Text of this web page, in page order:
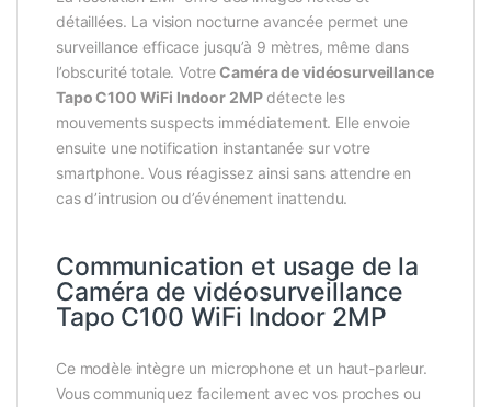
détaillées. La vision nocturne avancée permet une
surveillance efficace jusqu’à 9 mètres, même dans
l’obscurité totale. VotreCaméra de vidéosurveillance
Tapo C100 WiFi Indoor 2MPdétecte les
mouvements suspects immédiatement. Elle envoie
ensuite une notification instantanée sur votre
smartphone. Vous réagissez ainsi sans attendre en
cas d’intrusion ou d’événement inattendu.
Communication et usage de la
Caméra de vidéosurveillance
Tapo C100 WiFi Indoor 2MP
Ce modèle intègre un microphone et un haut-parleur.
Vous communiquez facilement avec vos proches ou